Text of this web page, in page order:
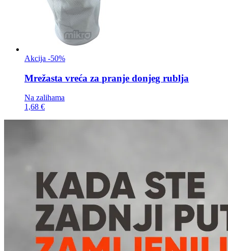
Akcija -50%
Mrežasta vreća za pranje donjeg rublja
Na zalihama
1,68 €